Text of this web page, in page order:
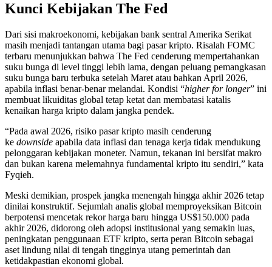
Kunci Kebijakan The Fed
Dari sisi makroekonomi, kebijakan bank sentral Amerika Serikat
masih menjadi tantangan utama bagi pasar kripto. Risalah FOMC
terbaru menunjukkan bahwa The Fed cenderung mempertahankan
suku bunga di level tinggi lebih lama, dengan peluang pemangkasan
suku bunga baru terbuka setelah Maret atau bahkan April 2026,
apabila inflasi benar-benar melandai. Kondisi “higher for longer” ini
membuat likuiditas global tetap ketat dan membatasi katalis
kenaikan harga kripto dalam jangka pendek.
“Pada awal 2026, risiko pasar kripto masih cenderung
ke downside apabila data inflasi dan tenaga kerja tidak mendukung
pelonggaran kebijakan moneter. Namun, tekanan ini bersifat makro
dan bukan karena melemahnya fundamental kripto itu sendiri,” kata
Fyqieh.
Meski demikian, prospek jangka menengah hingga akhir 2026 tetap
dinilai konstruktif. Sejumlah analis global memproyeksikan Bitcoin
berpotensi mencetak rekor harga baru hingga US$150.000 pada
akhir 2026, didorong oleh adopsi institusional yang semakin luas,
peningkatan penggunaan ETF kripto, serta peran Bitcoin sebagai
aset lindung nilai di tengah tingginya utang pemerintah dan
ketidakpastian ekonomi global.